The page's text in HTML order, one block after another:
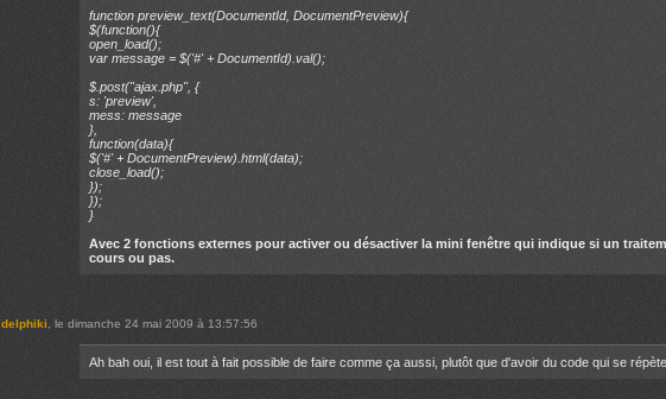
function preview_text(DocumentId, DocumentPreview){
$(function(){
open_load();
var message = $('#' + DocumentId).val();
$.post("ajax.php", {
s: 'preview',
mess: message
},
function(data){
$('#' + DocumentPreview).html(data);
close_load();
});
});
}
Avec 2 fonctions externes pour activer ou désactiver la mini fenêtre qui indique si un
cours ou pas.
delphiki, le dimanche 24 mai 2009 à 13:57:56
Ah bah oui, il est tout à fait possible de faire comme ça aussi, plutôt que d'avoir du code qui se